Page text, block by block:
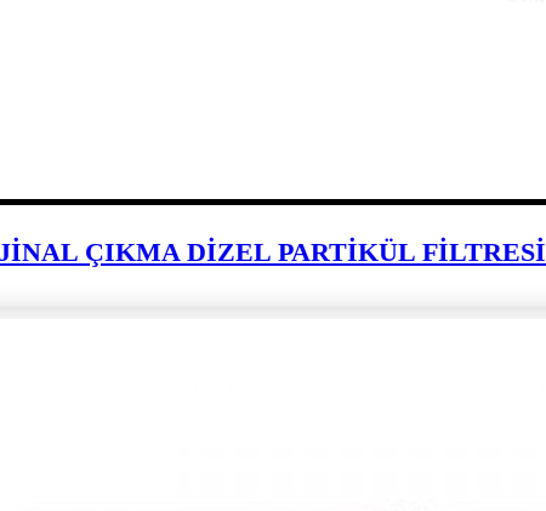
ÇIKMA DİZEL PARTİKÜL FİLTRESİ